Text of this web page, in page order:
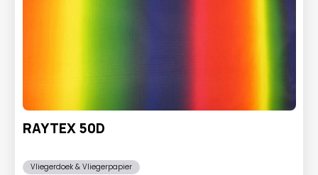
RAYTEX 50D
Vliegerdoek & Vliegerpapier